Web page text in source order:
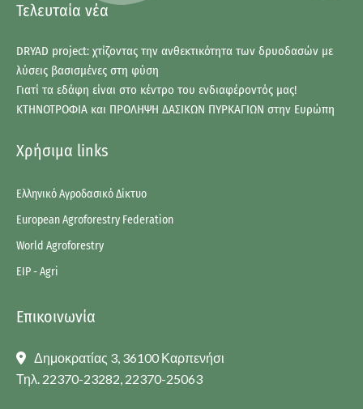
Τελευταία νέα
DRYAD project: χτίζοντας την ανθεκτικότητα των δρυοδασών με
λύσεις βασισμένες στη φύση
Γιατί τα εδάφη είναι στο κέντρο του ενδιαφέροντός μας!
ΚΤΗΝΟΤΡΟΦΙΑ και ΠΡΟΛΗΨΗ ΔΑΣΙΚΩΝ ΠΥΡΚΑΓΙΩΝ στην Ευρώπη
Χρήσιμα links
Ελληνικό Αγροδασικό Δίκτυο
European Agroforestry Federation
World Agroforestry
EIP - Agri
Επικοινωνία
Δημοκρατίας 3, 36100 Καρπενήσι
Τηλ. 22370-23282, 22370-25063